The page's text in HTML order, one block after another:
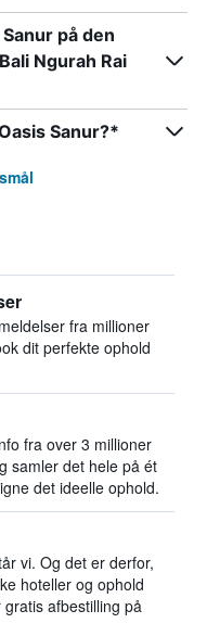
på den
Ngurah Rai
Sanur?*
fra millioner
dit perfekte ophold
fra over 3 millioner
samler det hele på ét
det ideelle ophold.
vi. Og det er derfor,
hoteller og ophold
afbestilling på